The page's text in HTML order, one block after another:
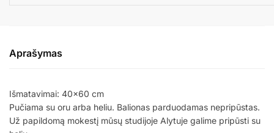
Aprašymas
Išmatavimai: 40×60 cm
Pučiama su oru arba heliu. Balionas parduodamas nepripūstas.
Už papildomą mokestį mūsų studijoje Alytuje galime pripūsti su